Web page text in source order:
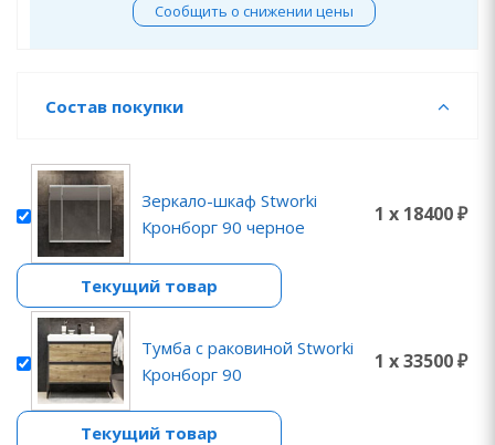
Сообщить о снижении цены
Состав покупки
Зеркало-шкаф Stworki
Кронборг 90 черное
1 x 18400 ₽
Текущий товар
Тумба с раковиной Stworki
Кронборг 90
1 x 33500 ₽
Текущий товар